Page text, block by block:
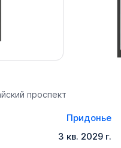
проспект
Придонье
3 кв. 2029 г.